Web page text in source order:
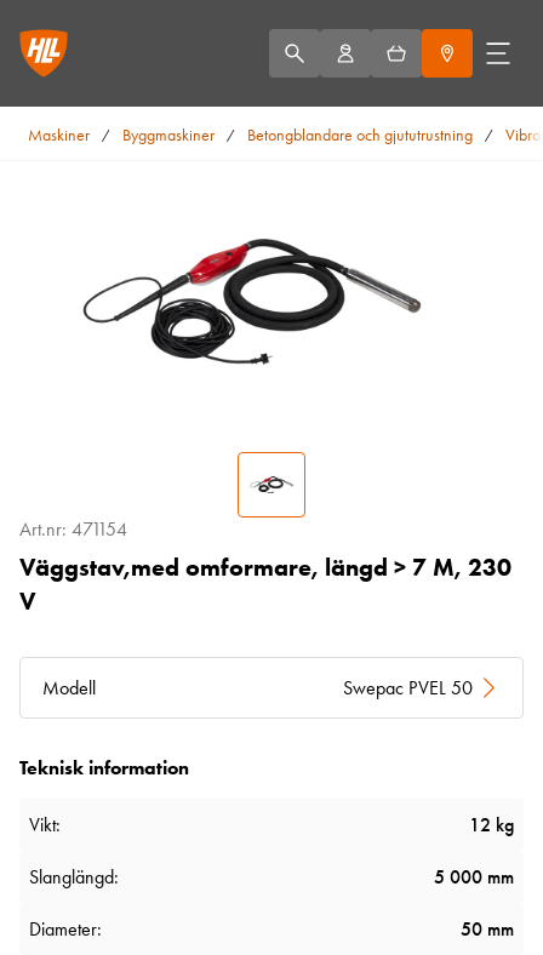
Maskiner / Byggmaskiner / Betongblandare och gjututrustning /
Art.nr: 471154
Väggstav,med omformare, längd > 7 M, 230
V
Modell Swepac PVEL 50
Teknisk information
Vikt: 12 kg
Slanglängd: 5 000 mm
Diameter: 50 mm